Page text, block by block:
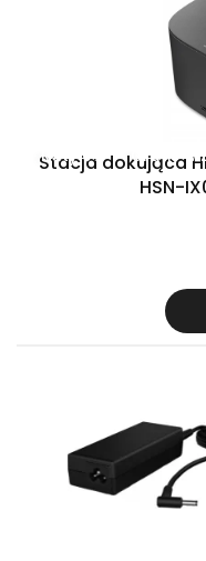
Raty 0% Gratis w
Stacja dokująca
HSN-